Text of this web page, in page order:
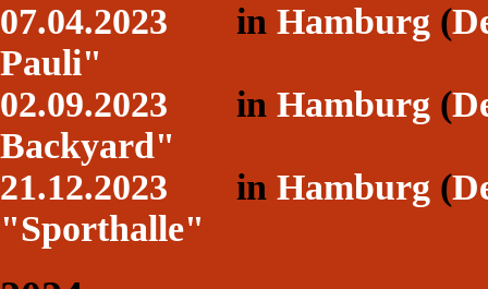
07.04.2023 in Hamburg (
Pauli"
02.09.2023 in Hamburg (
Backyard"
21.12.2023 in Hamburg (
"Sporthalle"